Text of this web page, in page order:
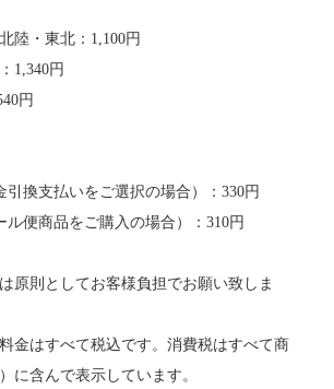
陸・東北：1,100円
1,340円
円
引換支払いをご選択の場合）：330円
ル便商品をご購入の場合）：310円
原則としてお客様負担でお願い致しま
金はすべて税込です。消費税はすべて商
に含んで表示しています。